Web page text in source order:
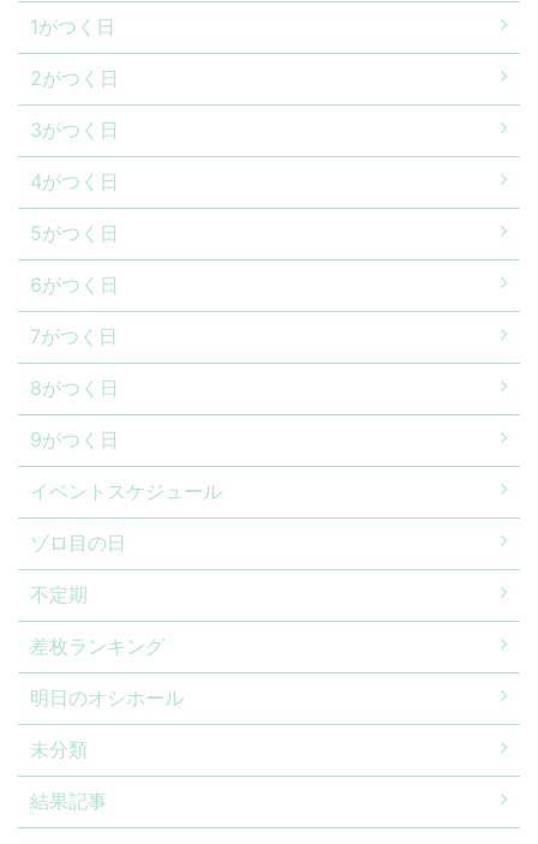
1がつく日
2がつく日
3がつく日
4がつく日
5がつく日
6がつく日
7がつく日
8がつく日
9がつく日
イベントスケジュール
ゾロ目の日
不定期
差枚ランキング
明日のオシホール
未分類
結果記事